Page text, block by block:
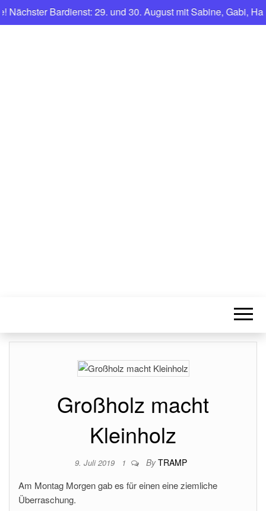
Bardienst: 29. und 30. August mit Sabine, Gabi, Harald
Großholz macht
Kleinholz
9. Juli 2019 1 By TRAMP
Am Montag Morgen gab es für einen eine ziemliche
Überraschung.